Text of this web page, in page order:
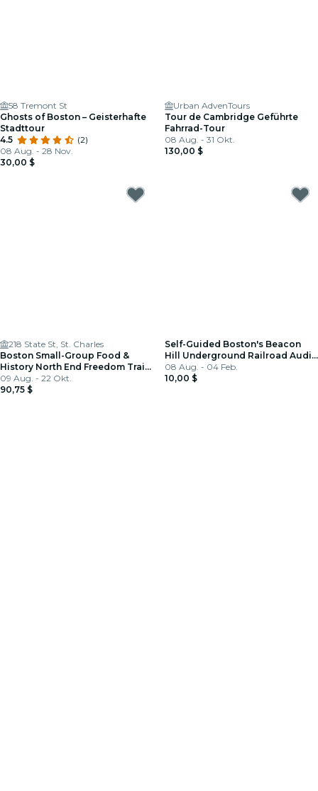
58 Tremont St
Ghosts of Boston – Geisterhafte
Stadttour
4.5
(2)
08 Aug. - 28 Nov.
30,00 $
Urban AdvenTours
Tour de Cambridge Geführte
Fahrrad-Tour
08 Aug. - 31 Okt.
130,00 $
218 State St, St. Charles
Boston Small-Group Food &
History North End Freedom Trail
Walking Tour
09 Aug. - 22 Okt.
90,75 $
Self-Guided Boston's Beacon
Hill Underground Railroad Audio
Tour
08 Aug. - 04 Feb.
10,00 $